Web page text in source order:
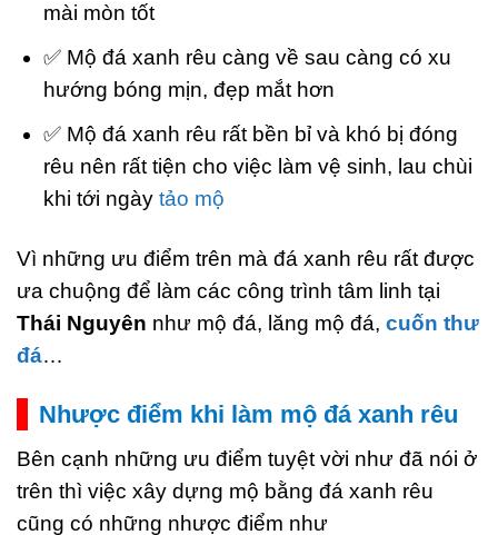
mài mòn tốt
✅ Mộ đá xanh rêu càng về sau càng có xu
hướng bóng mịn, đẹp mắt hơn
✅ Mộ đá xanh rêu rất bền bỉ và khó bị đóng
rêu nên rất tiện cho việc làm vệ sinh, lau chùi
khi tới ngàytảo mộ
Vì những ưu điểm trên mà đá xanh rêu rất được
ưa chuộng để làm các công trình tâm linh tại
Thái Nguyên như mộ đá, lăng mộ đá, cuốn thư
đá…
Nhược điểm khi làm mộ đá xanh rêu
Bên cạnh những ưu điểm tuyệt vời như đã nói ở
trên thì việc xây dựng mộ bằng đá xanh rêu
cũng có những nhược điểm như